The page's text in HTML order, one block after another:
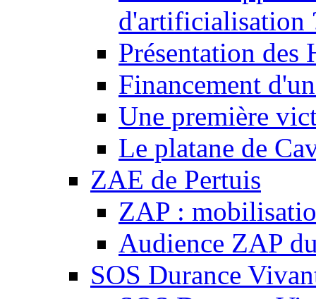
d'artificialisation
Présentation des
Financement
Une première
Le platane de
ZAE de Pertuis
ZAP :
Audience ZAP
SOS Durance